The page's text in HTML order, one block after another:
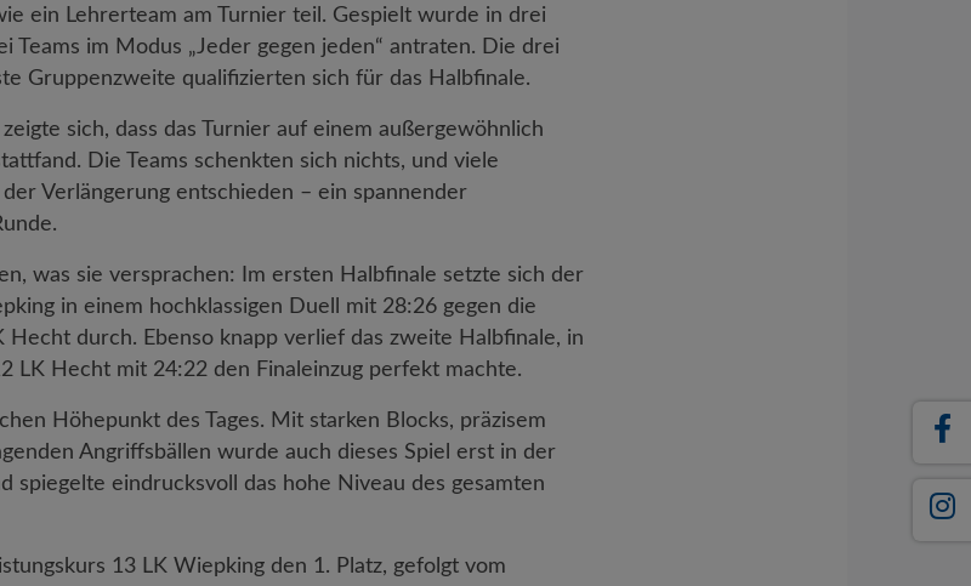
ein Lehrerteam am Turnier teil. Gespielt wurde in drei
Teams im Modus „Jeder gegen jeden“ antraten. Die drei
Gruppenzweite qualifizierten sich für das Halbfinale.
sich, dass das Turnier auf einem außergewöhnlich
Die Teams schenkten sich nichts, und viele
Verlängerung entschieden – ein spannender
was sie versprachen: Im ersten Halbfinale setzte sich der
in einem hochklassigen Duell mit 28:26 gegen die
Hecht durch. Ebenso knapp verlief das zweite Halbfinale, in
LK Hecht mit 24:22 den Finaleinzug perfekt machte.
Höhepunkt des Tages. Mit starken Blocks, präzisem
Angriffsbällen wurde auch dieses Spiel erst in der
spiegelte eindrucksvoll das hohe Niveau des gesamten
13 LK Wiepking den 1. Platz, gefolgt vom